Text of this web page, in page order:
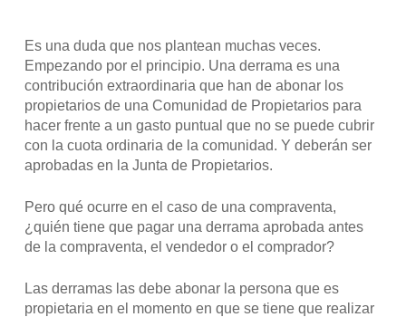
Es una duda que nos plantean muchas veces.
Empezando por el principio. Una derrama es una
contribución extraordinaria que han de abonar los
propietarios de una Comunidad de Propietarios para
hacer frente a un gasto puntual que no se puede cubrir
con la cuota ordinaria de la comunidad. Y deberán ser
aprobadas en la Junta de Propietarios.
Pero qué ocurre en el caso de una compraventa,
¿quién tiene que pagar una derrama aprobada antes
de la compraventa, el vendedor o el comprador?
Las derramas las debe abonar la persona que es
propietaria en el momento en que se tiene que realizar